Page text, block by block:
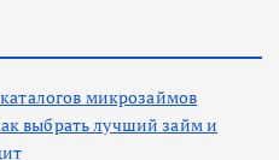
микрозаймов
выбрать лучший займ и